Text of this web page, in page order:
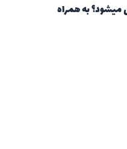
میشود؟ به همراه